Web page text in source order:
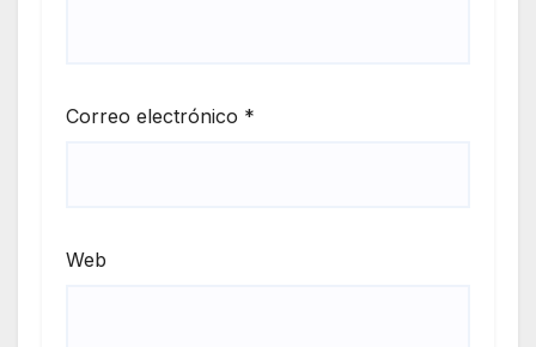
Correo electrónico *
Web